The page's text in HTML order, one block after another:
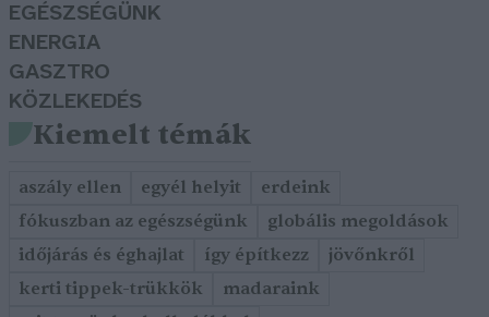
EGÉSZSÉGÜNK
ENERGIA
GASZTRO
KÖZLEKEDÉS
Kiemelt témák
aszály ellen egyél helyit
erdeink
fókuszban az egészségünk
globális megoldások
időjárás és éghajlat
így építkezz
jövőnkről
kerti tippek-trükkök
madaraink